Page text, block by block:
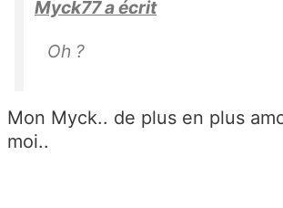
Myck77 a écrit
Oh ?
Mon Myck.. de plus en plus
moi..